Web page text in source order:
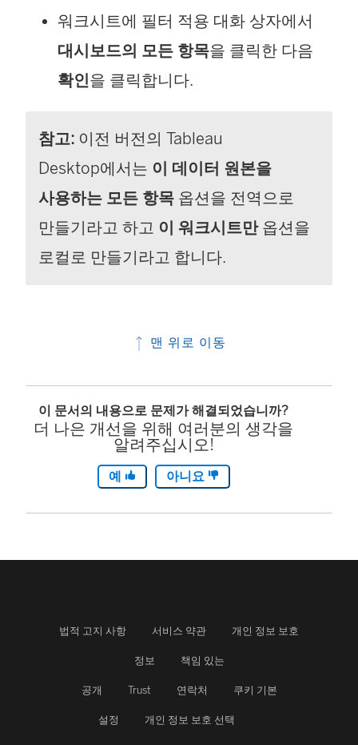
워크시트에 필터 적용 대화 상자에서
대시보드의 모든 항목을 클릭한 다음
확인을 클릭합니다.
참고: 이전 버전의 Tableau
Desktop에서는 이 데이터 원본을
사용하는 모든 항목 옵션을 전역으로
만들기라고 하고 이 워크시트만옵션을
로컬로 만들기라고 합니다.
맨 위로 이동
이 문서의 내용으로 문제가 해결되었습니까?
더 나은 개선을 위해 여러분의 생각을
알려주십시오!
예 아니요
법적 고지 사항 서비스 약관 개인 정보 보호
정보 책임 있는
공개 Trust 연락처 쿠키 기본
설정 개인 정보 보호 선택